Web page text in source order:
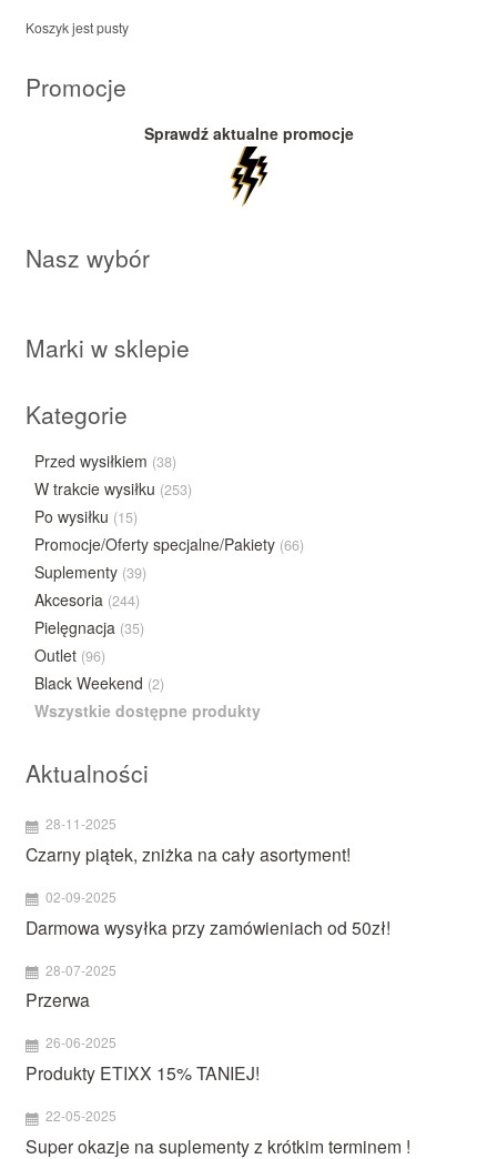
Koszyk jest pusty
Promocje
Sprawdź aktualne promocje
Nasz wybór
Marki w sklepie
Kategorie
Przed wysiłkiem (38)
W trakcie wysiłku (253)
Po wysiłku (15)
Promocje/Oferty specjalne/Pakiety (66)
Suplementy (39)
Akcesoria (244)
Pielęgnacja (35)
Outlet (96)
Black Weekend (2)
Wszystkie dostępne produkty
Aktualności
28-11-2025
Czarny piątek, zniżka na cały asortyment!
02-09-2025
Darmowa wysyłka przy zamówieniach od 50zł!
28-07-2025
Przerwa
26-06-2025
Produkty ETIXX 15% TANIEJ!
22-05-2025
Super okazje na suplementy z krótkim terminem !